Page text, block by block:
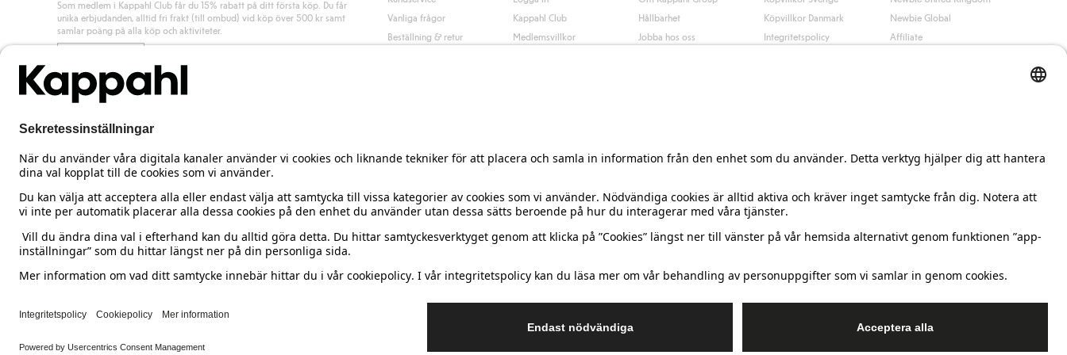
Som medlem i Kappahl Club får du 15% rabatt på ditt första köp. Du får
unika erbjudanden, alltid fri frakt (till ombud) vid köp över 500 kr samt
samlar poäng på alla köp och aktiviteter.
Vanliga frågor
Beställning & retur
Kappahl Club
Medlemsvillkor
Hållbarhet
Jobba hos oss
Köpvillkor Danmark
Integritetspolicy
Newbie Global
Affiliate
Sweden Ändra land
Cookies